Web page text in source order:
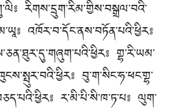
རིགས་དྲུག་རིམ་གྱིས་བསྒྲལ་བའི་
འཁོར་བ་དོང་ནས་བཏོན་པའི་ཕྱིར༔
གྷ་རི་ཡམ་
བུ་ག་སིང་ཧ་ཕང་གྷ་
ར་མི་པི་སི་ཁ་ཏ་པ༔ ལུག་